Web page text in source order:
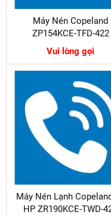
Máy Nén Copeland
ZP154KCE-TFD-422
Vui lòng gọi
Máy Nén Lạnh
HP ZR190KCE-TWD-